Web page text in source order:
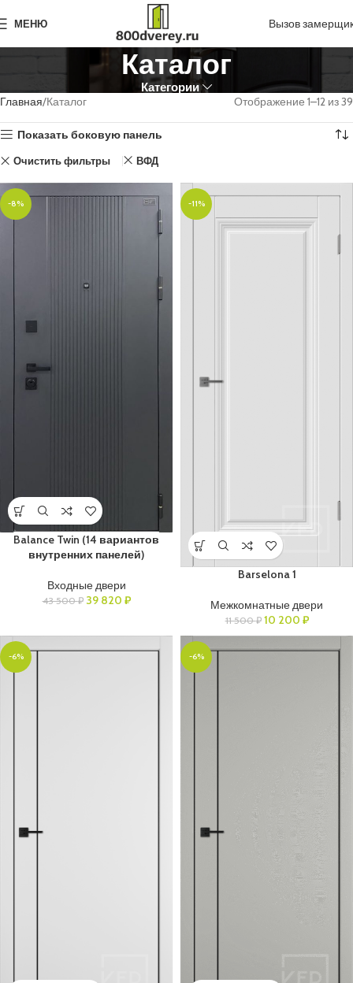
МЕНЮ Вызов
Каталог
Категории
Главная Каталог Отображение 1–12 из 39
Показать боковую панель
Очистить фильтры ВФД
-8%
Balance Twin (14 вариантов
внутренних панелей)
Входные двери
43 500₽ 39 820 ₽
-11%
Barselona 1
Межкомнатные двери
11 500₽ 10 200 ₽
-6% -6%